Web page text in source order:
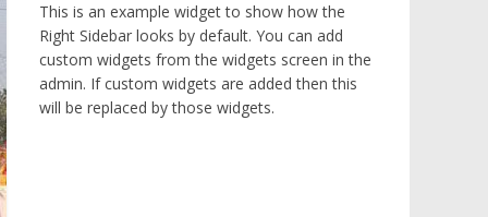
This is an example widget to show how the
Right Sidebar looks by default. You can add
custom widgets from the widgets screen in the
admin. If custom widgets are added then this
will be replaced by those widgets.